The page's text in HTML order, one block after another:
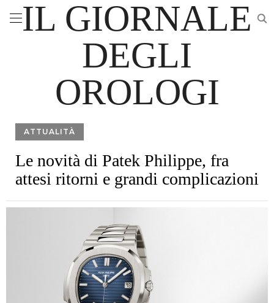
IL GIORNALE
DEGLI
OROLOGI
ATTUALITÀ
Le novità di Patek Philippe, fra
attesi ritorni e grandi complicazioni